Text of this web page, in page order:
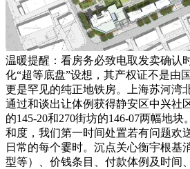
温暖提醒：看房务必致电取发卖确认
化“超等底盘”设想，其产权证不是由
更是罕见的纯正地铁房。上海苏河湾
通过和谈出让体例获得静安区中兴社
的145-20和270街坊的146-07两幅地
和度，我们第一时间处置若有问题欢
日常的每个霎时。沉点关心衡宇根基
型等）、价钱条目、付款体例及时间